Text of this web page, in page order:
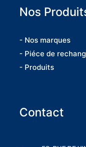
Nos
- Nos marques
- Piéce de
- Produits
Contact